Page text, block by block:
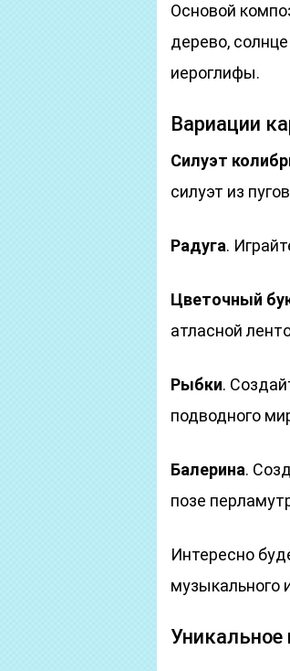
Основой
дерево,
иероглифы.
Вариации
Силуэт
силуэт из
Радуга.
Цветочный
атласной
Рыбки.
подводного
Балерина.
позе
Интересно
музыкального
Уникальное